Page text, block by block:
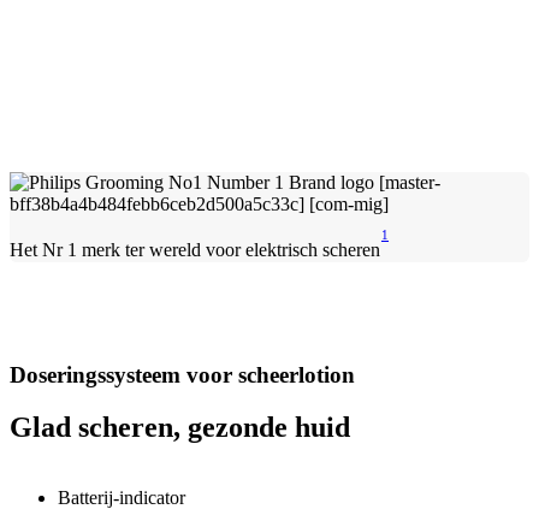
Het Nr 1 merk ter wereld voor elektrisch scheren
1
Doseringssysteem voor scheerlotion
Glad scheren, gezonde huid
Batterij-indicator